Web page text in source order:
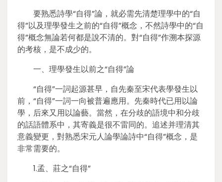
要熟悉詩學“自得”論，就必需先清楚理學中的“自
得”以及理學發生之前的“自得”概念，不然詩學中的“自
得”概念無論若何都是說不清的。對“自得”作溯本探源
的考核，是不成少的。
一、理學發生以前之“自得”論
“自得”一詞起源甚早，自先秦至宋代表學發生以
前，“自得”一詞一向被普遍應用。先秦時代已用以論
學，后來又用以論藝。當然，在分歧的語境中和分歧
的話語體系中，其寄義是很不雷同的。追述并理清其
意義變更，對熟悉宋元人論學論詩中“自得”概念，是
非常需要的。
1.孟、莊之“自得”